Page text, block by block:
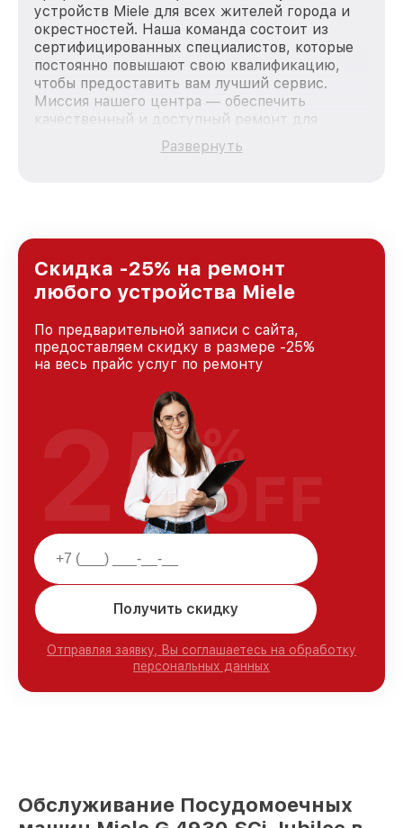
устройств Miele для всех жителей города и
окрестностей. Наша команда состоит из
сертифицированных специалистов, которые
постоянно повышают свою квалификацию,
чтобы предоставить вам лучший сервис.
Миссия нашего центра — обеспечить
качественный и доступный ремонт для
каждого пользователя продукции Miele, вне
зависимости от сложности поломки. Мы
и лояльности наших клиентов.
Развернуть
Скидка -25% на ремонт
любого устройства Miele
По предварительной записи с сайта,
предоставляем скидку в размере -25%
на весь прайс услуг по ремонту
Получить скидку
Отправляя заявку, Вы соглашаетесь на обработку
персональных данных
25%
OFF
Обслуживание Посудомоечных